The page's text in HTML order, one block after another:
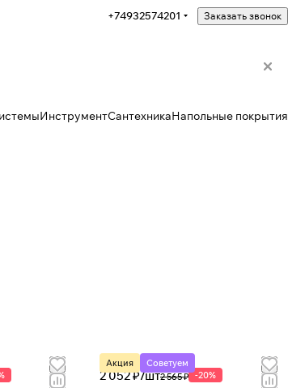
+74932574201 Заказать звонок
ИнструментСантехникаНапольные покрытия
Акция Советуем
2 052 ₽/шт2 565 ₽ -20%